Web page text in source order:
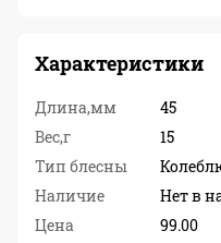
Характеристики
Длина,мм
45
Вес,г
15
Тип блесны
Наличие
Нет в
Цена
99.00